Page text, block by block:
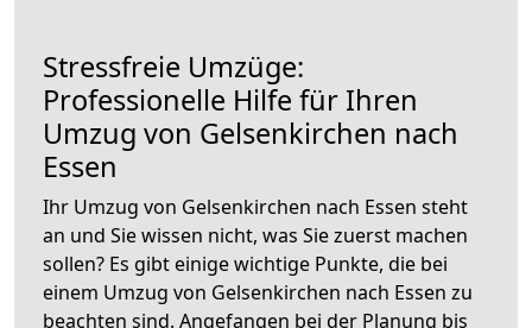
Stressfreie Umzüge:
Professionelle Hilfe für Ihren
Umzug von Gelsenkirchen nach
Essen
Ihr Umzug von Gelsenkirchen nach Essen steht
an und Sie wissen nicht, was Sie zuerst machen
sollen? Es gibt einige wichtige Punkte, die bei
einem Umzug von Gelsenkirchen nach Essen zu
beachten sind. Angefangen bei der Planung bis